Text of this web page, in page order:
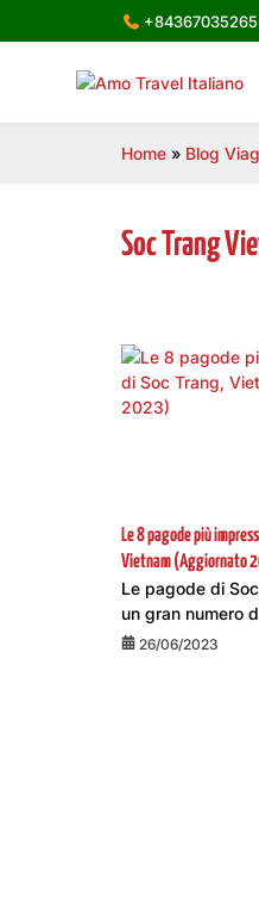
+84367035265
Home » Blog
Soc Trang
Le 8 pagode più
Vietnam (Aggiornato
Le pagode di
un gran numero
26/06/2023